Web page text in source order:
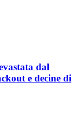
dal
e decine di